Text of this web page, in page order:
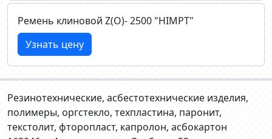
Ремень клиновой Z(О)- 2500 "HIMPT"
Узнать цену
Резинотехнические, асбестотехнические изделия,
полимеры, оргстекло, техпластина, паронит,
текстолит, фторопласт, капролон, асбокартон